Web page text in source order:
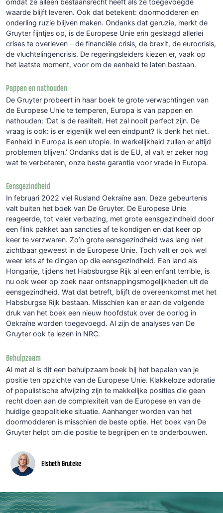
waarde blijft leveren. Ook dat betekent: doormodderen en
onderling ruzie blijven maken. Ondanks dat geruzie, merkt de
Gruyter fijntjes op, is de Europese Unie erin geslaagd allerlei
crises te overleven – de financiële crisis, de brexit, de eurocrisis,
de vluchtelingencrisis. De regeringsleiders kiezen er, vaak op
het laatste moment, voor om de eenheid te laten bestaan.
Pappen en nathouden
De Gruyter probeert in haar boek te grote verwachtingen van
de Europese Unie te temperen, Europa is van pappen en
nathouden: ‘Dat is de realiteit. Het zal nooit perfect zijn. De
vraag is ook: is er eigenlijk wel een eindpunt? Ik denk het niet.
Eenheid in Europa is een utopie. In werkelijkheid zullen er altijd
problemen blijven.’ Ondanks dat is de EU, al valt er zeker nog
wat te verbeteren, onze beste garantie voor vrede in Europa.
Eensgezindheid
In februari 2022 viel Rusland Oekraïne aan. Deze gebeurtenis
valt buiten het boek van De Gruyter. De Europese Unie
reageerde, tot veler verbazing, met grote eensgezindheid door
een flink pakket aan sancties af te kondigen en dat keer op
keer te verzwaren. Zo’n grote eensgezindheid was lang niet
zichtbaar geweest in de Europese Unie. Toch valt er ook wel
weer iets af te dingen op die eensgezindheid. Een land als
Hongarije, tijdens het Habsburgse Rijk al een enfant terrible, is
nu ook weer op zoek naar ontsnappingsmogelijkheden uit de
eensgezindheid. Wat dat betreft, blijft de overeenkomst met het
Habsburgse Rijk bestaan. Misschien kan er aan de volgende
druk van het boek een nieuw hoofdstuk over de oorlog in
Oekraïne worden toegevoegd. Al zijn de analyses van De
Gruyter ook te lezen in NRC.
Behulpzaam
Al met al is dit een behulpzaam boek bij het bepalen van je
positie ten opzichte van de Europese Unie. Klakkeloze adoratie
of populistische afwijzing zijn te makkelijke posities die geen
recht doen aan de complexiteit van de Europese en van de
huidige geopolitieke situatie. Aanhanger worden van het
doormodderen is misschien de beste optie. Het boek van De
Gruyter helpt om die positie te begrijpen en te onderbouwen.
Elsbeth Gruteke